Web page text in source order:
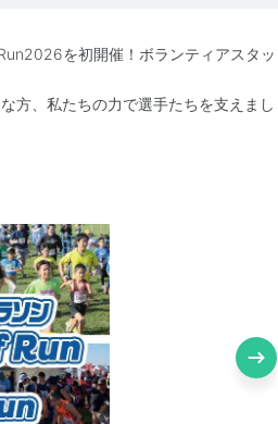
を初開催！ボランティアスタッ
方、私たちの力で選手たちを支えまし